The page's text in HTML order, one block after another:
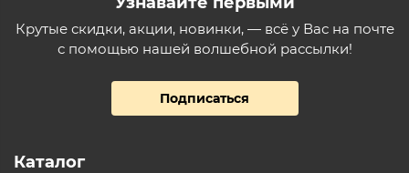
Крутые скидки, акции, новинки, — всё у Вас на почте
с помощью нашей волшебной рассылки!
Подписаться
Каталог